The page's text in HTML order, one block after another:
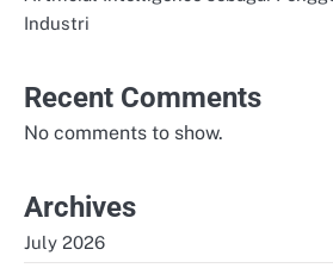
Industri
Recent Comments
No comments to show.
Archives
July 2026